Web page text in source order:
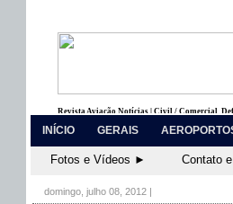
Revista Aviação Notícias | Civil / Comercial,
INÍCIO GERAIS
Fotos e Vídeos ► Contato
domingo, julho 08, 2012 |